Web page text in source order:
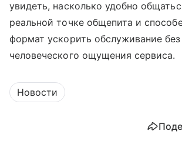
увидеть, насколько удобно
реальной точке общепита и
формат ускорить обслуживание
человеческого ощущения сервиса.
Новости